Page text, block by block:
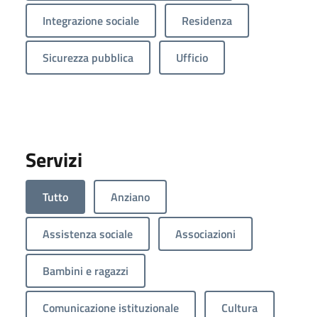
Integrazione sociale Residenza
Sicurezza pubblica Ufficio
Servizi
Tutto Anziano
Assistenza sociale Associazioni
Bambini e ragazzi
Comunicazione istituzionale Cultura